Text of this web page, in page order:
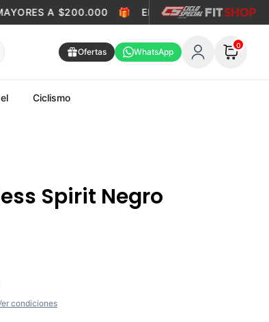
A $200.000 🎁 ENVÍO GRATIS EN
Ofertas WhatsApp
0
Ciclismo
Spirit Negro
condiciones